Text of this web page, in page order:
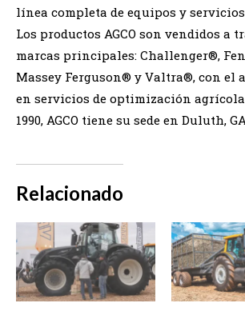
línea completa de equipos y
Los productos AGCO son vendidos a
marcas principales: Challenger®,
Massey Ferguson® y Valtra®, con el
en servicios de optimización
1990, AGCO tiene su sede en Duluth,
Relacionado